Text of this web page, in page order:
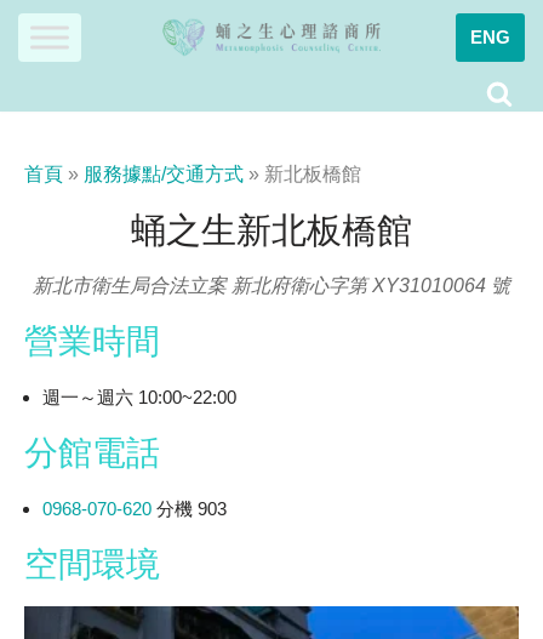
Skip
ENG
首頁 » 服務據點/交通方式 » 新北板橋館
蛹之生新北板橋館
新北市衛生局合法立案 新北府衛心字第 XY31010064 號
營業時間
週一～週六 10:00~22:00
分館電話
0968-070-620 分機 903
空間環境